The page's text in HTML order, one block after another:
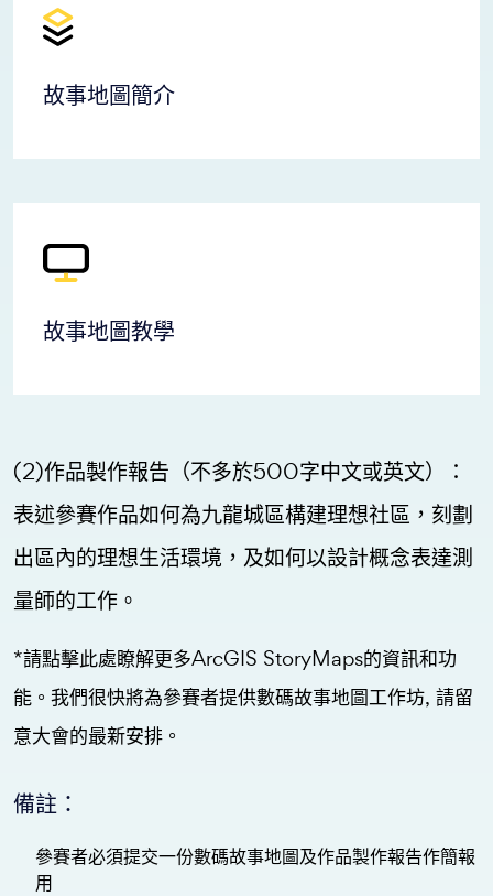
故事地圖簡介
故事地圖教學
(2)作品製作報告（不多於500字中文或英文）：
表述參賽作品如何為九龍城區構建理想社區，刻劃
出區內的理想生活環境，及如何以設計概念表達測
量師的工作。
*請點擊此處瞭解更多ArcGIS StoryMaps的資訊和功
能。我們很快將為參賽者提供數碼故事地圖工作坊, 請留
意大會的最新安排。
備註：
參賽者必須提交一份數碼故事地圖及作品製作報告作簡報
用